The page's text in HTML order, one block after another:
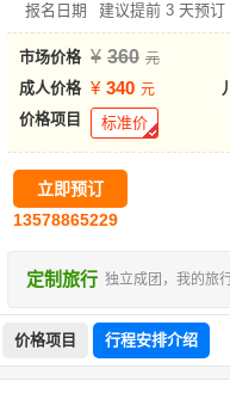
报名日期
建议提前 3 天预订
市场价格 360
成人价格 340
价格项目 标准价
立即预订
13578865229
定制旅行 独立成团，我的旅
价格项目 行程安排介绍